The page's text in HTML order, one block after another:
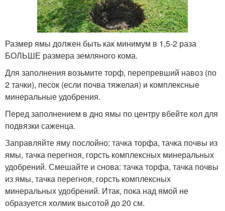
Размер ямы должен быть как минимум в 1,5-2 раза
БОЛЬШЕ размера земляного кома.
Для заполнения возьмите торф, перепревший навоз (по
2 тачки), песок (если почва тяжелая) и комплексные
минеральные удобрения.
Перед заполнением в дно ямы по центру вбейте кол для
подвязки саженца.
Заправляйте яму послойно: тачка торфа, тачка почвы из
ямы, тачка перегноя, горсть комплексных минеральных
удобрений. Смешайте и снова: тачка торфа, тачка почвы
из ямы, тачка перегноя, горсть комплексных
минеральных удобрений. Итак, пока над ямой не
образуется холмик высотой до 20 см.